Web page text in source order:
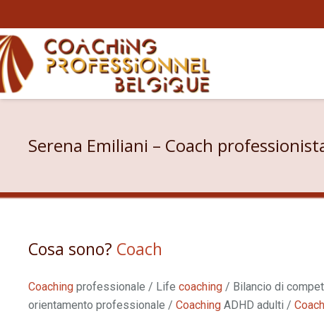
Serena Emiliani – Coach
Cosa sono? Coach
Coaching professionale / Life coaching / Bilancio di
orientamento professionale / Coaching ADHD adulti /